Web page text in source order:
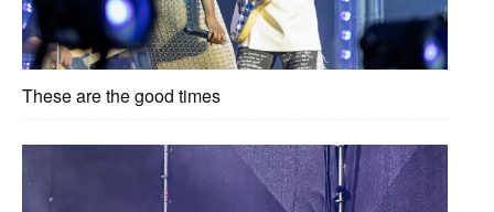
These are the good times